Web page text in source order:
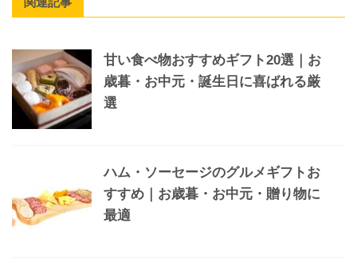
甘い食べ物おすすめギフト20選｜お
歳暮・お中元・誕生日に喜ばれる厳
選
ハム・ソーセージのグルメギフトお
すすめ｜お歳暮・お中元・贈り物に
最適